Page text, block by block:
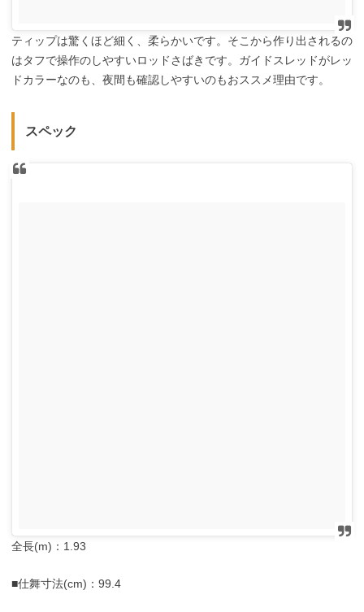
ティップは驚くほど細く、柔らかいです。そこから作り出されるの
はタフで操作のしやすいロッドさばきです。ガイドスレッドがレッ
ドカラーなのも、夜間も確認しやすいのもおススメ理由です。
スペック
全長(m)：1.93
■仕舞寸法(cm)：99.4